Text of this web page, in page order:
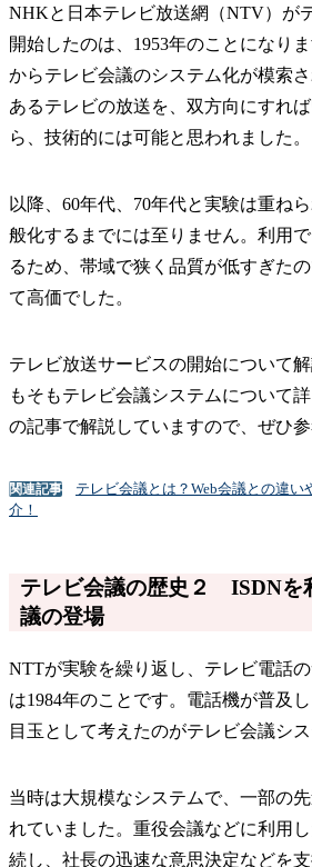
NHKと日本テレビ放送網（NTV）が
開始したのは、1953年のことになり
からテレビ会議のシステム化が模索
あるテレビの放送を、双方向にすれ
ら、技術的には可能と思われました。
以降、60年代、70年代と実験は重ね
般化するまでには至りません。利用
るため、帯域で狭く品質が低すぎた
て高価でした。
テレビ放送サービスの開始について
もそもテレビ会議システムについて
の記事で解説していますので、ぜひ参
関連記事
テレビ会議とは？Web会議との違い
介！
テレビ会議の歴史２ ISDNを
議の登場
NTTが実験を繰り返し、テレビ電話
は1984年のことです。電話機が普及
目玉として考えたのがテレビ会議シ
当時は大規模なシステムで、一部の
れていました。重役会議などに利用
続し、社長の迅速な意思決定などを